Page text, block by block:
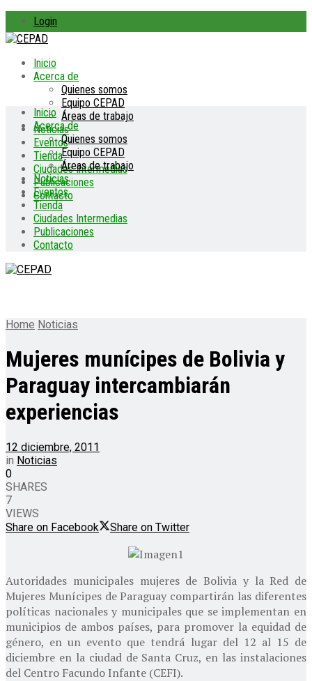
Login
Inicio
Acerca de
Quienes somos
Equipo CEPAD
Áreas de trabajo
Noticias
Eventos
Tienda
Ciudades Intermedias
Publicaciones
Contacto
Inicio
Acerca de
Quienes somos
Equipo CEPAD
Áreas de trabajo
Noticias
Eventos
Tienda
Ciudades Intermedias
Publicaciones
Contacto
Home Noticias
Mujeres munícipes de Bolivia y
Paraguay intercambiarán
experiencias
12 diciembre, 2011
in Noticias
0
SHARES
7
VIEWS
Share on Facebook
Share on Twitter
Autoridades municipales mujeres de Bolivia y la Red de
Mujeres Munícipes de Paraguay compartirán las diferentes
políticas nacionales y municipales que se implementan en
municipios de ambos países, para promover la equidad de
género, en un evento que tendrá lugar del 12 al 15 de
diciembre en la ciudad de Santa Cruz, en las instalaciones
del Centro Facundo Infante (CEFI).